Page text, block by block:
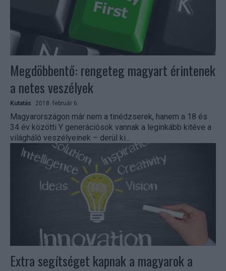
Megdöbbentő: rengeteg magyart érintenek
a netes veszélyek
Kutatás 2018. február 6.
Magyarországon már nem a tinédzserek, hanem a 18 és
34 év közötti Y generációsok vannak a leginkább kitéve a
világháló veszélyeinek – derül ki...
Extra segítséget kapnak a magyarok a